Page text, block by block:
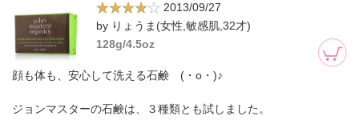
2013/09/27
by りょうま(女性,敏感肌,32才)
128g/4.5oz
顔も体も、安心して洗える石鹸 (・o・)♪
ジョンマスターの石鹸は、３種類とも試しました。